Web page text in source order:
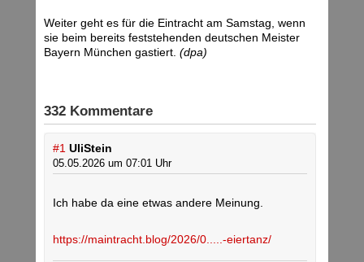
Weiter geht es für die Eintracht am Samstag, wenn
sie beim bereits feststehenden deutschen Meister
Bayern München gastiert. (dpa)
332 Kommentare
#1 UliStein
05.05.2026 um 07:01 Uhr
Ich habe da eine etwas andere Meinung.
https://maintracht.blog/2026/0.....-eiertanz/